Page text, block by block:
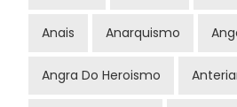
Anais Anarquismo
Angra Do Heroismo